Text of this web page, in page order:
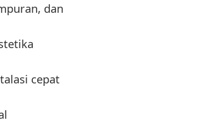
dan
cepat